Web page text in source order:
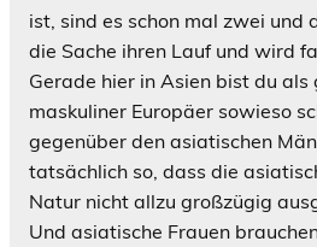
ist, sind es schon mal zwei und
die Sache ihren Lauf und wird
Gerade hier in Asien bist du
maskuliner Europäer sowieso
gegenüber den asiatischen
tatsächlich so, dass die
Natur nicht allzu großzügig
Und asiatische Frauen